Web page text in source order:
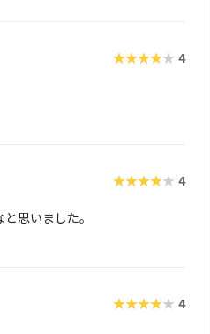
★★★★★ 4
★★★★★ 4
思いました。
★★★★★ 4